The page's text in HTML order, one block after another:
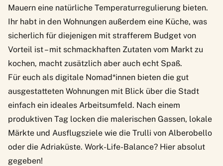
Mauern eine natürliche Temperaturregulierung bieten.
Ihr habt in den Wohnungen außerdem eine Küche, was
sicherlich für diejenigen mit strafferem Budget von
Vorteil ist – mit schmackhaften Zutaten vom Markt zu
kochen, macht zusätzlich aber auch echt Spaß.
Für euch als digitale Nomad*innen bieten die gut
ausgestatteten Wohnungen mit Blick über die Stadt
einfach ein ideales Arbeitsumfeld. Nach einem
produktiven Tag locken die malerischen Gassen, lokale
Märkte und Ausflugsziele wie die Trulli von Alberobello
oder die Adriaküste. Work-Life-Balance? Hier absolut
gegeben!